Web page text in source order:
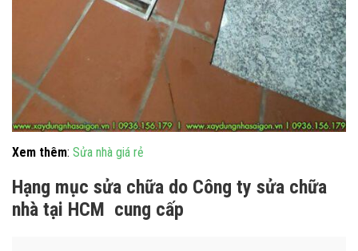
Xem thêm: Sửa nhà giá rẻ
Hạng mục sửa chữa do Công ty sửa chữa
nhà tại HCM cung cấp